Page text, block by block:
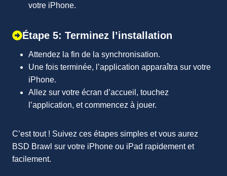
votre iPhone.
Étape 5: Terminez l’installation
Attendez la fin de la synchronisation.
Une fois terminée, l’application apparaîtra sur votre
iPhone.
Allez sur votre écran d’accueil, touchez
l’application, et commencez à jouer.
C’est tout ! Suivez ces étapes simples et vous aurez
BSD Brawl sur votre iPhone ou iPad rapidement et
facilement.